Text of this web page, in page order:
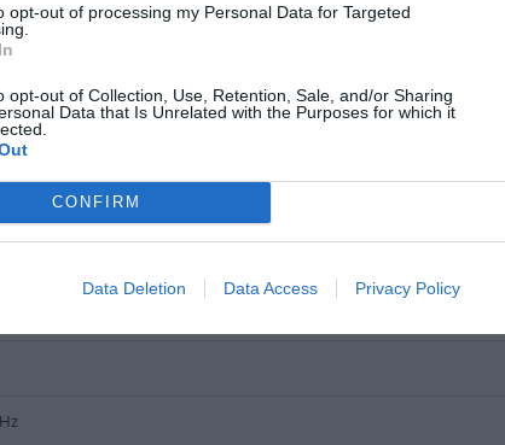
opt-out of processing my Personal Data for Targeted
opt-out of Collection, Use, Retention, Sale, and/or Sharing
Data that Is Unrelated with the Purposes for which it
CONFIRM
Data Deletion Data Access Privacy Policy